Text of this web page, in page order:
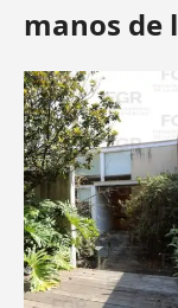
manos de